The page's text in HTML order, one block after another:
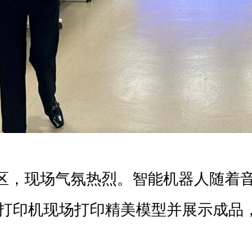
场气氛热烈。智能机器人随着
印机现场打印精美模型并展示成